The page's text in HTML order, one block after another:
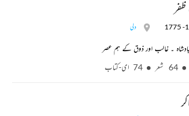
ظفر
1775 - دلی
۔ غالب اور ذوق کے ہم عصر
64 شعر 74 ای-کتاب